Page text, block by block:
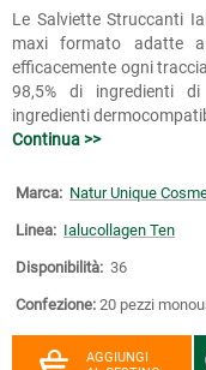
Le Salviette Struccanti
maxi formato adatte
efficacemente ogni
98,5% di ingredienti
ingredienti
Continua >>
Marca: Natur Unique
Linea: Ialucollagen Ten
Disponibilità: 36
Confezione: 20 pezzi
AGGIUNGI